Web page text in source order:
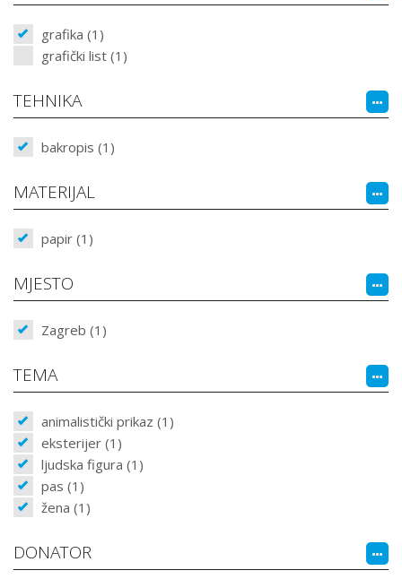
grafika (1)
grafički list (1)
TEHNIKA
bakropis (1)
MATERIJAL
papir (1)
MJESTO
Zagreb (1)
TEMA
animalistički prikaz (1)
eksterijer (1)
ljudska figura (1)
pas (1)
žena (1)
DONATOR